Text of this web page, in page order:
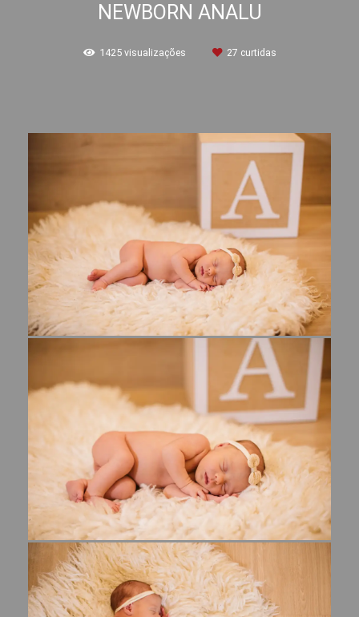
NEWBORN ANALU
1425visualizações 27 curtidas